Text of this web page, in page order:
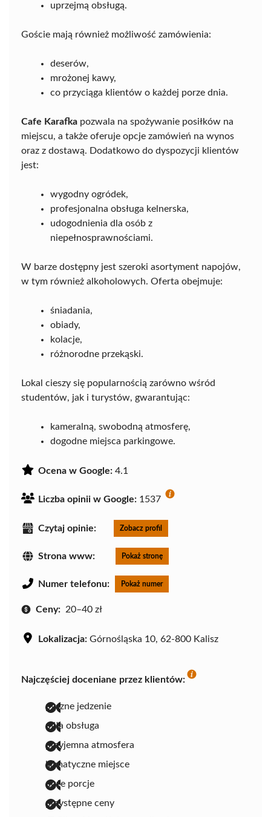
uprzejmą obsługą.
Goście mają również możliwość zamówienia:
deserów,
mrożonej kawy,
co przyciąga klientów o każdej porze dnia.
Cafe Karafka pozwala na spożywanie posiłków na
miejscu, a także oferuje opcje zamówień na wynos
oraz z dostawą. Dodatkowo do dyspozycji klientów
jest:
wygodny ogródek,
profesjonalna obsługa kelnerska,
udogodnienia dla osób z
niepełnosprawnościami.
W barze dostępny jest szeroki asortyment napojów,
w tym również alkoholowych. Oferta obejmuje:
śniadania,
obiady,
kolacje,
różnorodne przekąski.
Lokal cieszy się popularnością zarówno wśród
studentów, jak i turystów, gwarantując:
kameralną, swobodną atmosferę,
dogodne miejsca parkingowe.
Ocena w Google: 4.1
Liczba opinii w Google: 1537
Czytaj opinie: Zobacz profil
Strona www: Pokaż stronę
Numer telefonu: Pokaż numer
Ceny: 20–40 zł
Lokalizacja: Górnośląska 10, 62-800 Kalisz
Najczęściej doceniane przez klientów:
pyszne jedzenie
miła obsługa
przyjemna atmosfera
klimatyczne miejsce
duże porcje
przystępne ceny